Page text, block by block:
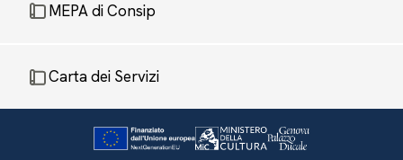
MEPA di Consip
Carta dei Servizi